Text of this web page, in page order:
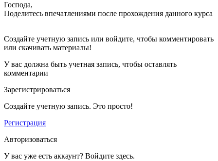
Господа,
Поделитесь впечатлениями после прохождения данного курса
Создайте учетную запись или войдите, чтобы комментировать
или скачивать материалы!
У вас должна быть учетная запись, чтобы оставлять
комментарии
Зарегистрироваться
Создайте учетную запись. Это просто!
Регистрация
Авторизоваться
У вас уже есть аккаунт? Войдите здесь.